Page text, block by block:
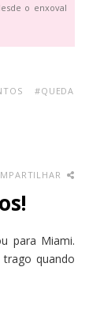
o enxoval
#QUEDA
para Miami.
quando